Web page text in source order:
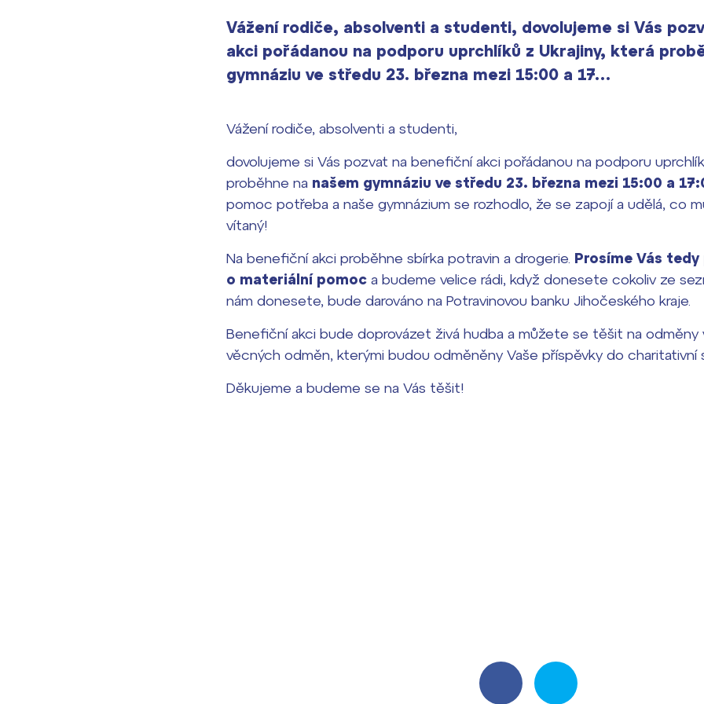
Vážení rodiče, absolventi a studenti, dovolujeme si Vás
akci pořádanou na podporu uprchlíků z Ukrajiny, která
gymnáziu ve středu 23. března mezi 15:00 a 17…
Vážení rodiče, absolventi a studenti,
dovolujeme si Vás pozvat na benefiční akci pořádanou na podporu
proběhne na našem gymnáziu ve středu 23. března mezi 15:00 a
pomoc potřeba a naše gymnázium se rozhodlo, že se zapojí a udělá, co
vítaný!
Na benefiční akci proběhne sbírka potravin a drogerie. Prosíme Vás tedy
o materiální pomoc a budeme velice rádi, když donesete cokoliv ze
nám donesete, bude darováno na Potravinovou banku Jihočeského kraje.
Benefiční akci bude doprovázet živá hudba a můžete se těšit na odměny
věcných odměn, kterými budou odměněny Vaše příspěvky do charitativní
Děkujeme a budeme se na Vás těšit!